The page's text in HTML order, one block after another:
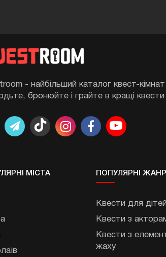
- найбільший каталог квест-кімнат
бронюйте і грайте в кращі квести
МIСТА ПОПУЛЯРНІ
Квести для дітей
Квести з
Квести з
жаху